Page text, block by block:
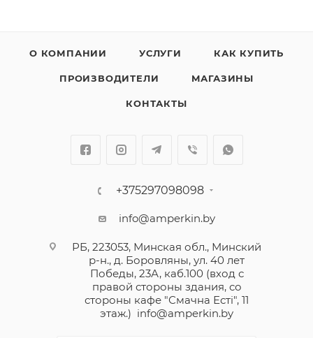
О КОМПАНИИ УСЛУГИ КАК КУПИТЬ
ПРОИЗВОДИТЕЛИ МАГАЗИНЫ
КОНТАКТЫ
+375297098098
info@amperkin.by
РБ, 223053, Минская обл., Минский
р-н., д. Боровляны, ул. 40 лет
Победы, 23А, каб.100 (вход с
правой стороны здания, со
стороны кафе "Смачна Естi", 11
этаж.) info@amperkin.by